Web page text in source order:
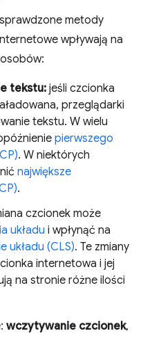
metody
wpływają na
tekstu: jeśli czcionka
przeglądarki
tekstu. W wielu
pierwszego
. W niektórych
największe
.
czcionek może
układu i wpłynąć na
układu (CLS). Te zmiany
internetowa i jej
na stronie różne ilości
wczytywanie czcionek,